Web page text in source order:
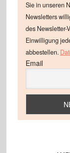
Sie in unseren
Newsletters
des Newsletter-
Einwilligung
abbestellen.
Email